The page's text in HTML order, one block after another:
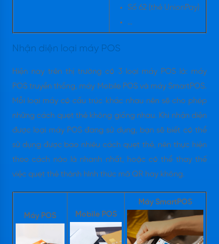
Số 62 (thẻ UnionPay)
…
Nhận diện loại máy POS
Hiện nay trên thị trường có 3 loại máy POS là: máy
POS truyền thống, máy Mobile POS và máy SmartPOS.
Mỗi loại máy có cấu trúc khác nhau nên sẽ cho phép
những cách quẹt thẻ không giống nhau. Khi nhận diện
được loại máy POS đang sử dụng, bạn sẽ biết có thể
sử dụng được bao nhiêu cách quẹt thẻ, nên thực hiện
theo cách nào là nhanh nhất, hoặc có thể thay thế
việc quẹt thẻ thành hình thức mã QR hay không.
Máy POS Mobile POS
Máy SmartPOS